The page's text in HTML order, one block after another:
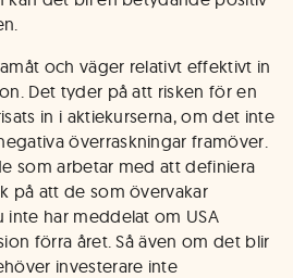
och väger relativt effektivt in
Det tyder på att risken för en
in i aktiekurserna, om det inte
överraskningar framöver.
som arbetar med att definiera
på att de som övervakar
inte har meddelat om USA
förra året. Så även om det blir
investerare inte